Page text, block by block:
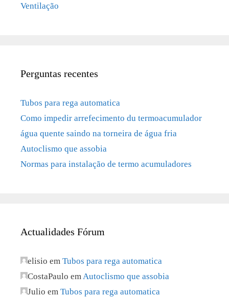
Ventilação
Perguntas recentes
Tubos para rega automatica
Como impedir arrefecimento du termoacumulador
água quente saindo na torneira de água fria
Autoclismo que assobia
Normas para instalação de termo acumuladores
Actualidades Fórum
elisio em Tubos para rega automatica
CostaPaulo emAutoclismo que assobia
Julio em Tubos para rega automatica